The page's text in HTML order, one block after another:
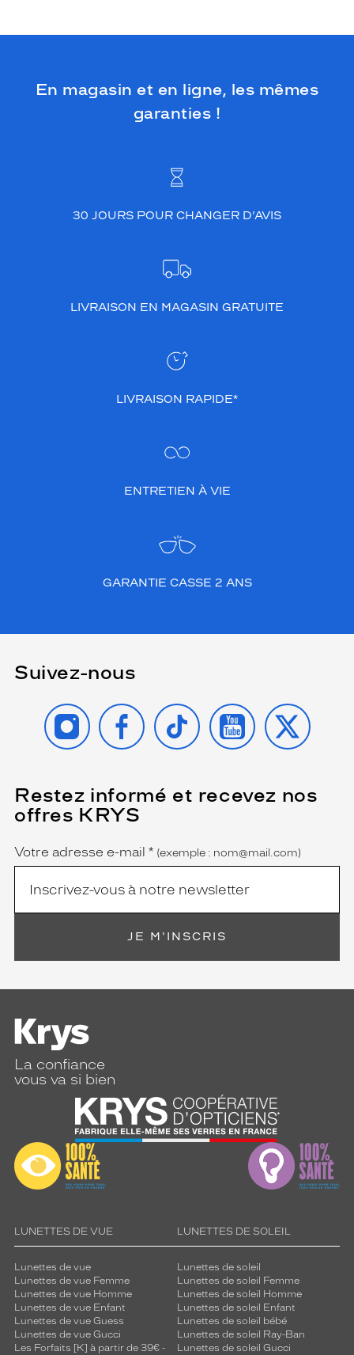
En magasin et en ligne, les mêmes
garanties !
30 JOURS POUR CHANGER D’AVIS
LIVRAISON EN MAGASIN GRATUITE
LIVRAISON RAPIDE*
ENTRETIEN À VIE
GARANTIE CASSE 2 ANS
Suivez-nous
INSTAGRAMFACEBOOK
TIKTOK YOUTUBE
X
Restez informé et recevez nos
offres KRYS
Name
Votre adresse e-mail *
(Ce
champ
est
(exemple : nom@mail.com)
JE M'INSCRIS
La confiance
vous va si bien
LUNETTES DE VUE
Lunettes de vue
Lunettes de vue Femme
Lunettes de vue Homme
Lunettes de vue Enfant
Lunettes de vue Guess
Lunettes de vue Gucci
Les Forfaits [K] à partir de 39€ -
LUNETTES DE SOLEIL
Lunettes de soleil
Lunettes de soleil Femme
Lunettes de soleil Homme
Lunettes de soleil Enfant
Lunettes de soleil bébé
Lunettes de soleil Ray-Ban
Lunettes de soleil Gucci